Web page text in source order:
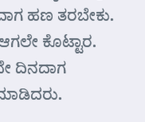
ಹಣ ತರಬೇಕು.
ಕೊಟ್ಟಾರ.
ದಿನದಾಗ